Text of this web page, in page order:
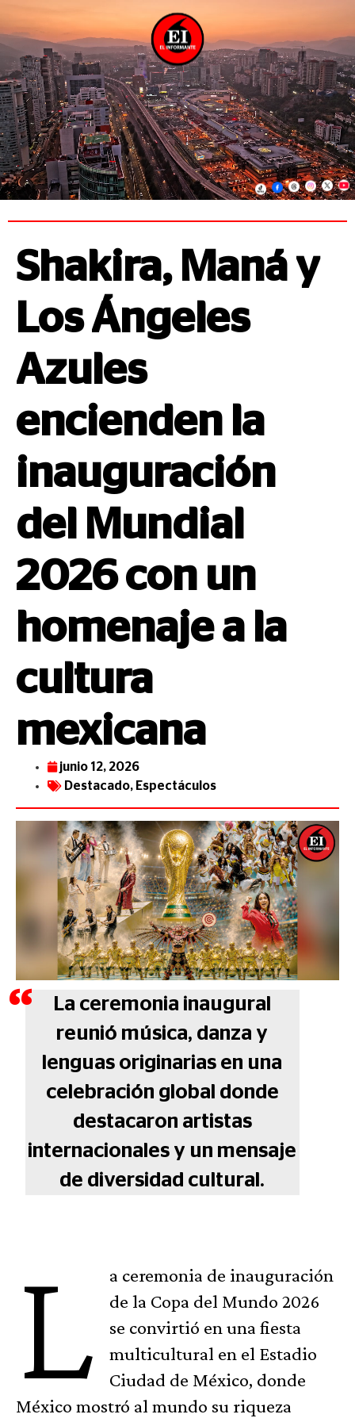
Shakira, Maná y
Los Ángeles
Azules
encienden la
inauguración
del Mundial
2026 con un
homenaje a la
cultura
mexicana
junio 12, 2026
Destacado, Espectáculos
La ceremonia inaugural
reunió música, danza y
lenguas originarias en una
celebración global donde
destacaron artistas
internacionales y un mensaje
de diversidad cultural.
L
a ceremonia de inauguración
de la Copa del Mundo 2026
se convirtió en una fiesta
multicultural en el Estadio
Ciudad de México, donde
México mostró al mundo su riqueza